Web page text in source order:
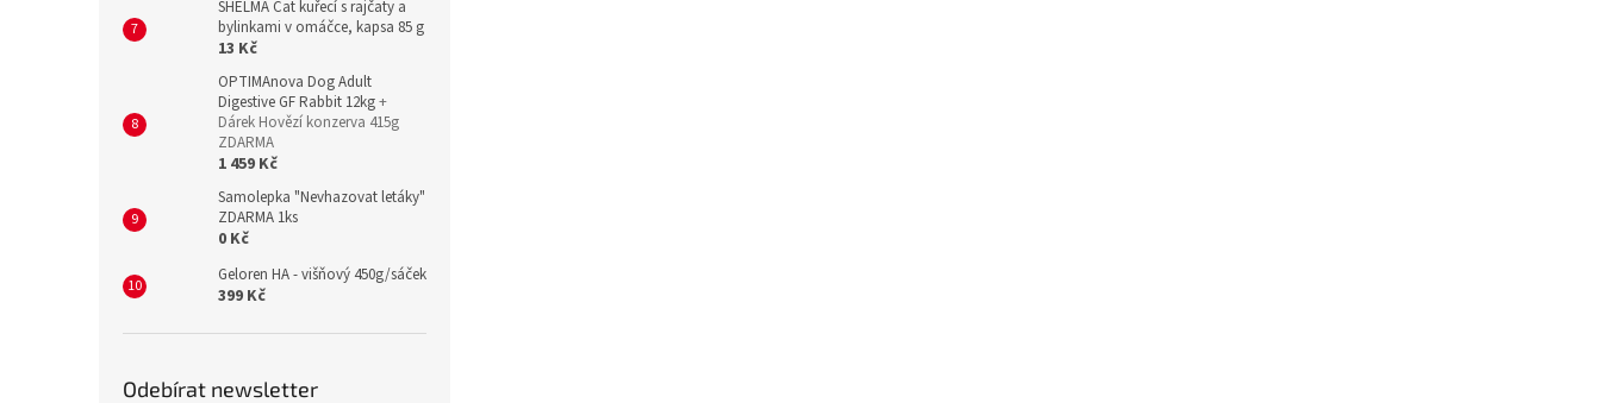
SHELMA Cat kuřecí s rajčaty a
bylinkami v omáčce, kapsa 85 g
13 Kč
OPTIMAnova Dog Adult
Digestive GF Rabbit 12kg+
Dárek Hovězí konzerva 415g
ZDARMA
1 459 Kč
Samolepka "Nevhazovat letáky"
ZDARMA 1ks
0 Kč
Geloren HA - višňový 450g/sáček
399 Kč
Odebírat newsletter